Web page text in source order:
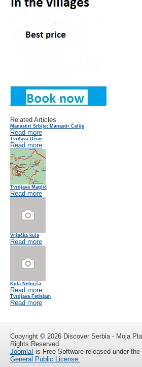
Related Articles
Manastiri Srbije: Manastir Ćelije
Read more
Tvrđava Užice
Read more
Tvrdjava Maglič
Read more
Vršačka kula
Read more
Kula Nebojša
Read more
Tvrdjava Fetislam
Read more
Copyright © 2026 Discover Serbia - Moja
Rights Reserved.
Joomla! is Free Software released under the
General Public License.